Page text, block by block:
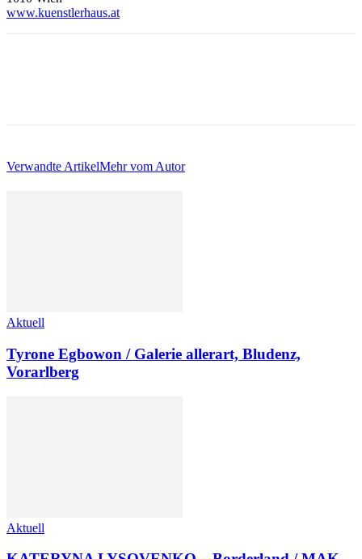
www.kuenstlerhaus.at
Verwandte ArtikelMehr vom Autor
Aktuell
Tyrone Egbowon / Galerie allerart, Bludenz,
Vorarlberg
Aktuell